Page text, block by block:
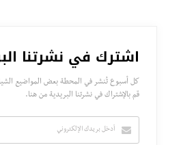
اشترك في نشرتنا
كل أسبوع تُنشر في المحطة بعض المواضيع
قم بالإشتراك في نشرتنا البريدية من هنا.